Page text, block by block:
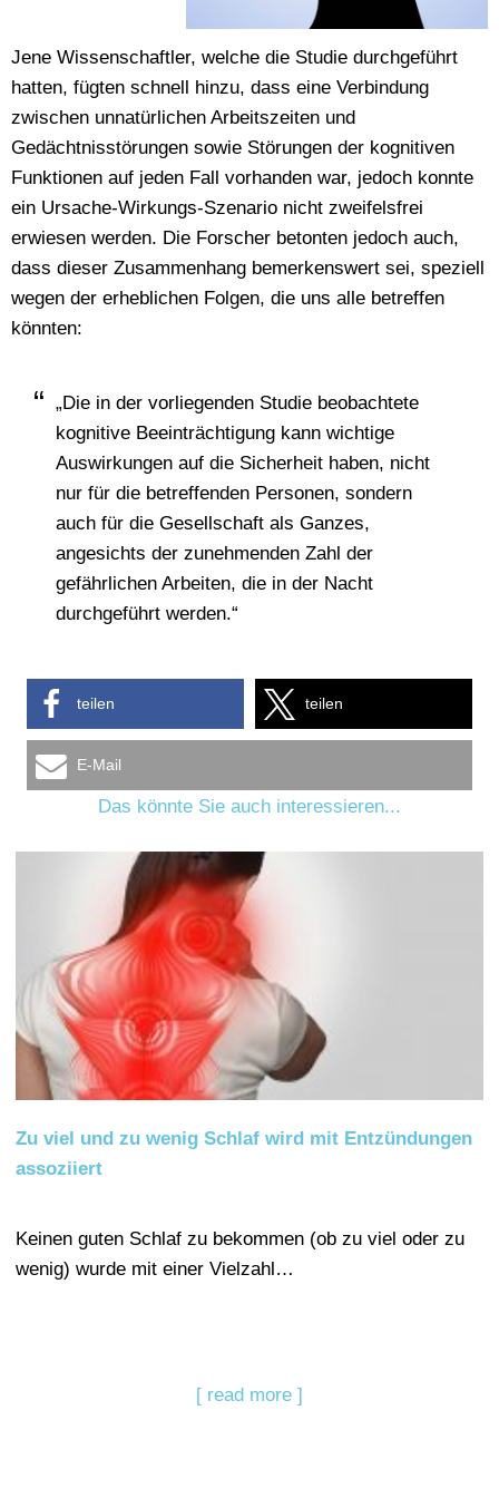
Jene Wissenschaftler, welche die Studie durchgeführt
hatten, fügten schnell hinzu, dass eine Verbindung
zwischen unnatürlichen Arbeitszeiten und
Gedächtnisstörungen sowie Störungen der kognitiven
Funktionen auf jeden Fall vorhanden war, jedoch konnte
ein Ursache-Wirkungs-Szenario nicht zweifelsfrei
erwiesen werden. Die Forscher betonten jedoch auch,
dass dieser Zusammenhang bemerkenswert sei, speziell
wegen der erheblichen Folgen, die uns alle betreffen
könnten:
„Die in der vorliegenden Studie beobachtete
kognitive Beeinträchtigung kann wichtige
Auswirkungen auf die Sicherheit haben, nicht
nur für die betreffenden Personen, sondern
auch für die Gesellschaft als Ganzes,
angesichts der zunehmenden Zahl der
gefährlichen Arbeiten, die in der Nacht
durchgeführt werden.“
teilen teilen
E-Mail
Das könnte Sie auch interessieren...
Zu viel und zu wenig Schlaf wird mit Entzündungen
assoziiert
Keinen guten Schlaf zu bekommen (ob zu viel oder zu
wenig) wurde mit einer Vielzahl…
[ read more ]